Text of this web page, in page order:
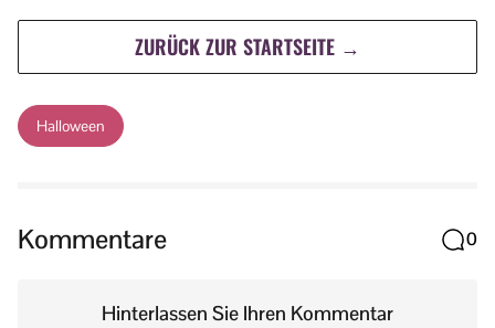
ZURÜCK ZUR STARTSEITE →
Halloween
Kommentare 0
Hinterlassen Sie Ihren Kommentar